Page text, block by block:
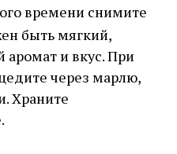
времени снимите
быть мягкий,
и вкус. При
через марлю,
Храните